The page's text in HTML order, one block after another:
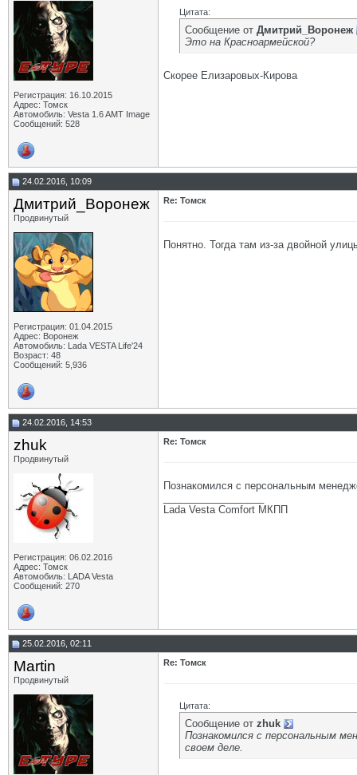
Регистрация: 16.10.2015
Адрес: Томск
Автомобиль: Vesta 1.6 AMT Image
Сообщений: 528
Цитата:
Сообщение от Дмитрий_Воронеж
Это на Красноармейской?
Скорее Елизаровых-Кирова
24.02.2016, 10:09
Дмитрий_Воронеж
Продвинутый
Регистрация: 01.04.2015
Адрес: Воронеж
Автомобиль: Lada VESTA Life'24
Возраст: 48
Сообщений: 5,936
Re: Томск
Понятно. Тогда там из-за двойной
24.02.2016, 14:53
zhuk
Продвинутый
Регистрация: 06.02.2016
Адрес: Томск
Автомобиль: LADA Vesta
Сообщений: 270
Re: Томск
Познакомился с персональным
Lada Vesta Comfort МКПП
25.02.2016, 02:11
Martin
Продвинутый
Re: Томск
Цитата:
Сообщение от zhuk
Познакомился с персональным
своем деле.